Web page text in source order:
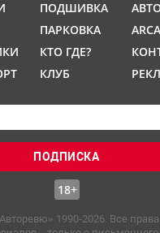
ПОДШИВКА
ПАРКОВКА
КТО ГДЕ?
КЛУБ
ПОДПИСКА
18+
1990-2026. Все